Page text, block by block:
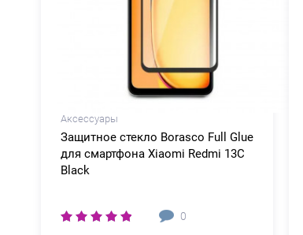
Аксессуары
Защитное стекло Borasco Full Glue
для смартфона Xiaomi Redmi 13C
Black
0